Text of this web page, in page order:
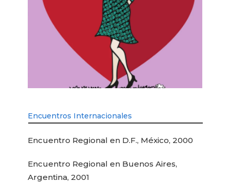
Encuentros Internacionales
Encuentro Regional en D.F., México, 2000
Encuentro Regional en Buenos Aires,
Argentina, 2001